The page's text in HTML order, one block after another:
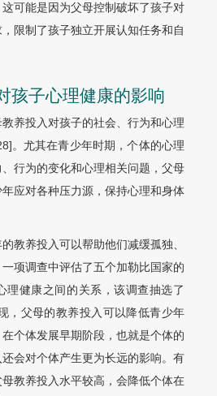
可能是因为父母控制破坏了孩子对
限制了孩子独立开展认知任务和自
孩子心理健康的影响
养投入对孩子的社会、行为和心理
。尤其在青少年时期，个体的心理
行为的变化和心理相关问题，父母
应对各种压力源，保持心理和身体
教养投入可以帮助他们减缓孤独、
项调查中评估了五个加勒比国家的
理健康之间的关系，该调查抽选了
，父母的教养投入可以降低青少年
个体发展早期阶段，也就是个体的
会对个体产生更为长远的影响。有
教养投入水平较高，会降低个体在